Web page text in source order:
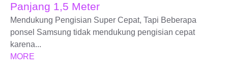
Panjang 1,5 Meter
Mendukung Pengisian Super Cepat, Tapi Beberapa
ponsel Samsung tidak mendukung pengisian cepat
karena...
MORE